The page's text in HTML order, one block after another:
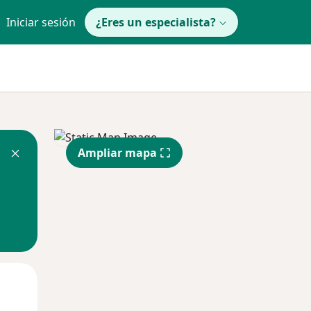
Iniciar sesión ¿Eres un especialista?
Ampliar mapa